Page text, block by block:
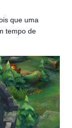
que uma
tempo de